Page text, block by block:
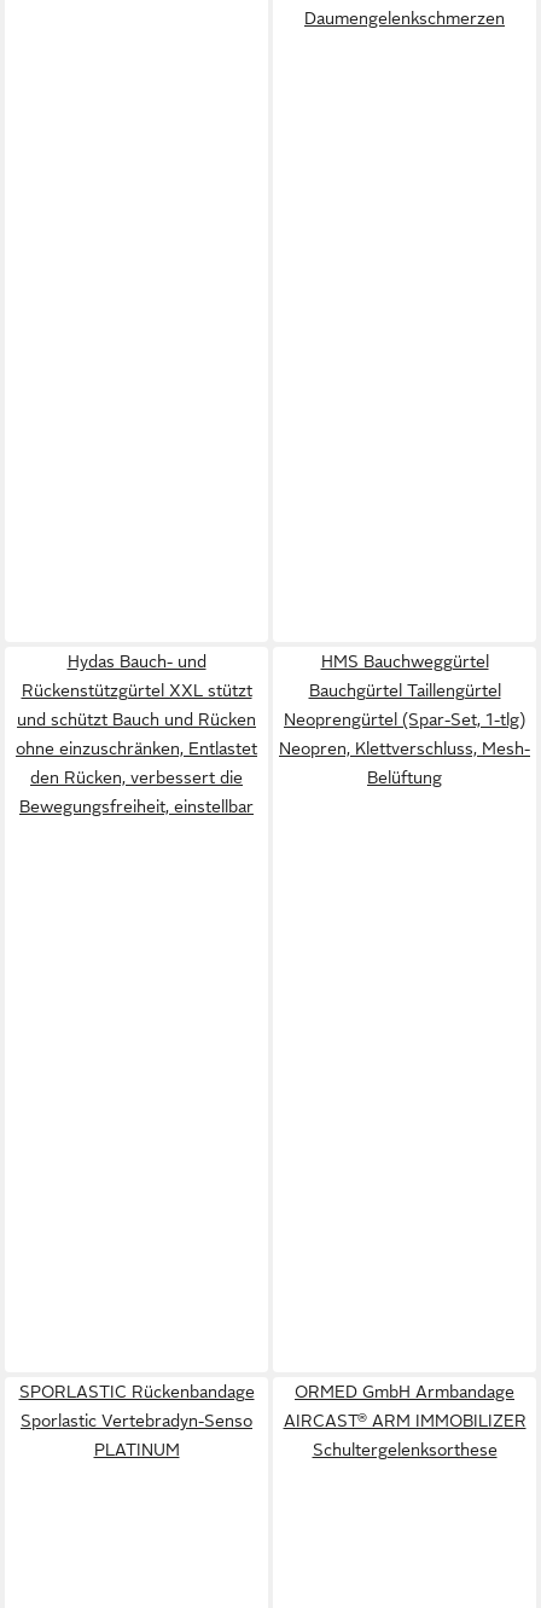
Daumengelenkschmerzen
Hydas Bauch- und
Rückenstützgürtel XXL stützt
und schützt Bauch und Rücken
ohne einzuschränken, Entlastet
den Rücken, verbessert die
Bewegungsfreiheit, einstellbar
HMS Bauchweggürtel
Bauchgürtel Taillengürtel
Neoprengürtel (Spar-Set, 1-tlg)
Neopren, Klettverschluss, Mesh-
Belüftung
SPORLASTIC Rückenbandage
Sporlastic Vertebradyn-Senso
PLATINUM
ORMED GmbH Armbandage
AIRCAST® ARM IMMOBILIZER
Schultergelenksorthese